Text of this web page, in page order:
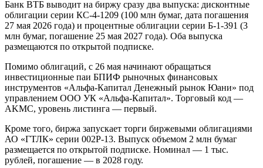
Банк ВТБ выводит на биржу сразу два выпуска: дисконтные
облигации серии КС-4-1209 (100 млн бумаг, дата погашения
27 мая 2026 года) и процентные облигации серии Б-1-391 (3
млн бумаг, погашение 25 мая 2027 года). Оба выпуска
размещаются по открытой подписке.
Помимо облигаций, с 26 мая начинают обращаться
инвестиционные паи БПИФ рыночных финансовых
инструментов «Альфа-Капитал Денежный рынок Юани» под
управлением ООО УК «Альфа-Капитал». Торговый код —
AKMC, уровень листинга — первый.
Кроме того, биржа запускает торги биржевыми облигациями
АО «ГТЛК» серии 002Р-13. Выпуск объемом 2 млн бумаг
размещается по открытой подписке. Номинал — 1 тыс.
рублей, погашение — в 2028 году.